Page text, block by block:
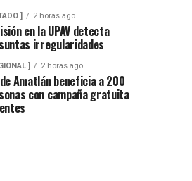
] 2 horas ago
en la UPAV detecta
irregularidades
] 2 horas ago
Amatlán beneficia a 200
con campaña gratuita